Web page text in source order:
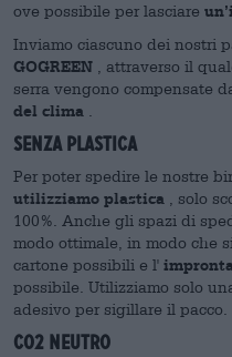
ove possibile per lasciare
Inviamo ciascuno dei nostri
GOGREEN , attraverso il
serra vengono compensate
del clima
Senza plastica
Per poter spedire le nostre
utilizziamo plastica , solo
100%. Anche gli spazi di
modo ottimale, in modo che
cartone possibili e l'
possibile. Utilizziamo solo
adesivo per sigillare il pacco.
Co2 neutro